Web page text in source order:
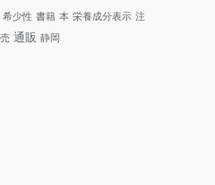
希少性 書籍 本 栄養成分表示 注
通販 静岡